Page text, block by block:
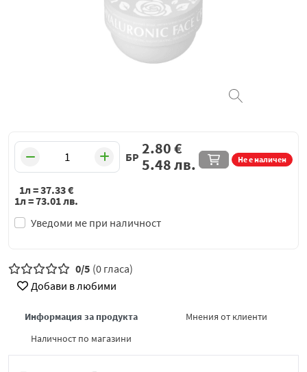
БР Не е наличен
Уведоми ме при наличност
2.80€
5.48лв.
1л =37.33€
1л =73.01лв.
0/5 (0 гласа)
Добави в любими
Информация за продукта
Мнения от клиенти
Наличност по магазини